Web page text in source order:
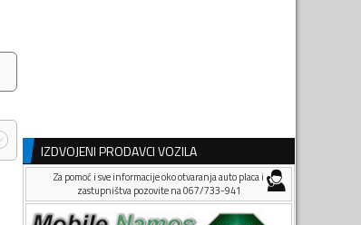
IZDVOJENI PRODAVCI VOZILA
Za pomoć i sve informacije oko otvaranja auto placa i
zastupništva pozovite na 067/733-941